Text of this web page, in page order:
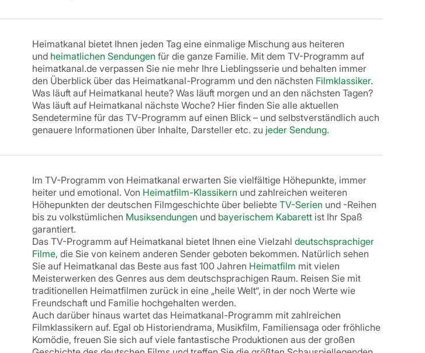
Heimatkanal bietet Ihnen jeden Tag eine einmalige Mischung aus heiteren
und heimatlichen Sendungen für die ganze Familie. Mit dem TV-Programm auf
heimatkanal.de verpassen Sie nie mehr Ihre Lieblingsserie und behalten immer
den Überblick über das Heimatkanal-Programm und den nächsten Filmklassiker.
Was läuft auf Heimatkanal heute? Was läuft morgen und an den nächsten Tagen?
Was läuft auf Heimatkanal nächste Woche? Hier finden Sie alle aktuellen
Sendetermine für das TV-Programm auf einen Blick – und selbstverständlich auch
genauere Informationen über Inhalte, Darsteller etc. zu jeder Sendung.
Im TV-Programm von Heimatkanal erwarten Sie vielfältige Höhepunkte, immer
heiter und emotional. Von Heimatfilm-Klassikern und zahlreichen weiteren
Höhepunkten der deutschen Filmgeschichte über beliebte TV-Serien und -Reihen
bis zu volkstümlichen Musiksendungen und bayerischem Kabarett ist Ihr Spaß
garantiert.
Das TV-Programm auf Heimatkanal bietet Ihnen eine Vielzahl deutschsprachiger
Filme, die Sie von keinem anderen Sender geboten bekommen. Natürlich sehen
Sie auf Heimatkanal das Beste aus fast 100 Jahren Heimatfilm mit vielen
Meisterwerken des Genres aus dem deutschsprachigen Raum. Reisen Sie mit
traditionellen Heimatfilmen zurück in eine „heile Welt“, in der noch Werte wie
Freundschaft und Familie hochgehalten werden.
Auch darüber hinaus wartet das Heimatkanal-Programm mit zahlreichen
Filmklassikern auf. Egal ob Historiendrama, Musikfilm, Familiensaga oder fröhliche
Komödie, freuen Sie sich auf viele fantastische Produktionen aus der großen